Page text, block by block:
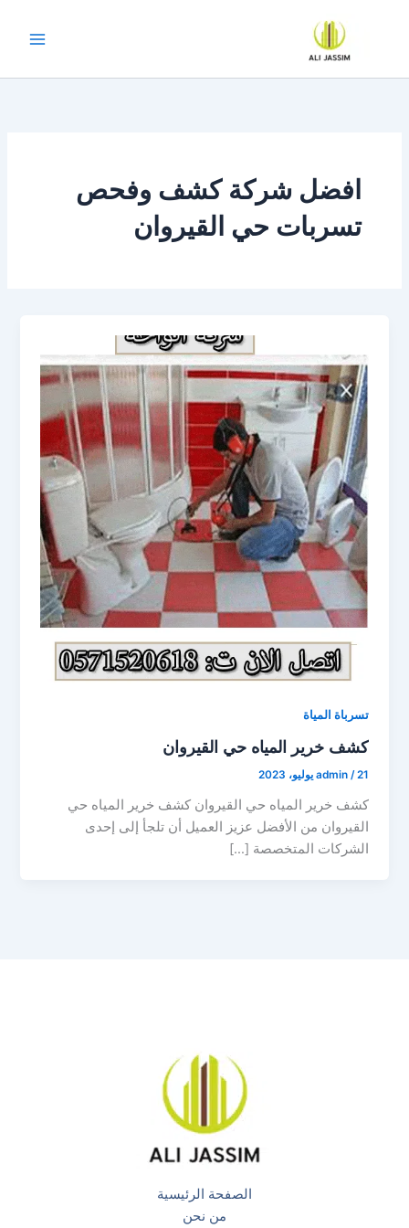
افضل شركة كشف وفحص
تسربات حي القيروان
تسرباة المياة
كشف خرير المياه حي القيروان
admin /21 يوليو، 2023
كشف خرير المياه حي القيروان كشف خرير المياه حي
القيروان من الأفضل عزيز العميل أن تلجأ إلى إحدى
الشركات المتخصصة […]
الصفحة الرئيسية
من نحن